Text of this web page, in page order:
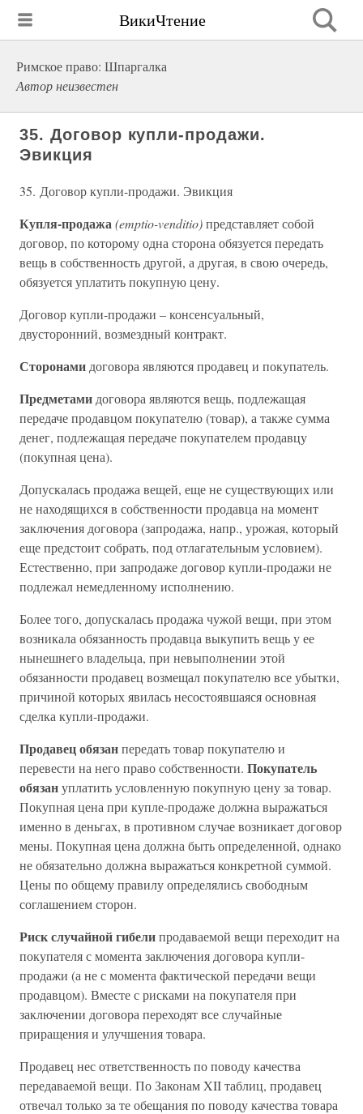
ВикиЧтение
Римское право: Шпаргалка
Автор неизвестен
35. Договор купли-продажи.
Эвикция
35. Договор купли-продажи. Эвикция
Купля-продажа(emptio-venditio)представляет собой
договор, по которому одна сторона обязуется передать
вещь в собственность другой, а другая, в свою очередь,
обязуется уплатить покупную цену.
Договор купли-продажи – консенсуальный,
двусторонний, возмездный контракт.
Сторонами договора являются продавец и покупатель.
Предметами договора являются вещь, подлежащая
передаче продавцом покупателю (товар), а также сумма
денег, подлежащая передаче покупателем продавцу
(покупная цена).
Допускалась продажа вещей, еще не существующих или
не находящихся в собственности продавца на момент
заключения договора (запродажа, напр., урожая, который
еще предстоит собрать, под отлагательным условием).
Естественно, при запродаже договор купли-продажи не
подлежал немедленному исполнению.
Более того, допускалась продажа чужой вещи, при этом
возникала обязанность продавца выкупить вещь у ее
нынешнего владельца, при невыполнении этой
обязанности продавец возмещал покупателю все убытки,
причиной которых явилась несостоявшаяся основная
сделка купли-продажи.
Продавец обязанпередать товар покупателю и
перевести на него право собственности. Покупатель
обязануплатить условленную покупную цену за товар.
Покупная цена при купле-продаже должна выражаться
именно в деньгах, в противном случае возникает договор
мены. Покупная цена должна быть определенной, однако
не обязательно должна выражаться конкретной суммой.
Цены по общему правилу определялись свободным
соглашением сторон.
Риск случайной гибелипродаваемой вещи переходит на
покупателя с момента заключения договора купли-
продажи (а не с момента фактической передачи вещи
продавцом). Вместе с рисками на покупателя при
заключении договора переходят все случайные
приращения и улучшения товара.
Продавец нес ответственность по поводу качества
передаваемой вещи. По Законам XII таблиц, продавец
отвечал только за те обещания по поводу качества товара